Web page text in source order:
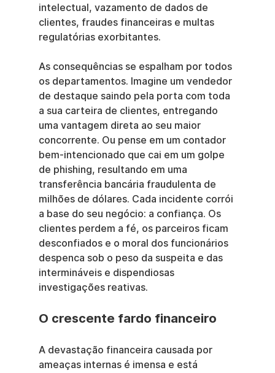
intelectual, vazamento de dados de
clientes, fraudes financeiras e multas
regulatórias exorbitantes.
As consequências se espalham por todos
os departamentos. Imagine um vendedor
de destaque saindo pela porta com toda
a sua carteira de clientes, entregando
uma vantagem direta ao seu maior
concorrente. Ou pense em um contador
bem-intencionado que cai em um golpe
de phishing, resultando em uma
transferência bancária fraudulenta de
milhões de dólares. Cada incidente corrói
a base do seu negócio: a confiança. Os
clientes perdem a fé, os parceiros ficam
desconfiados e o moral dos funcionários
despenca sob o peso da suspeita e das
intermináveis e dispendiosas
investigações reativas.
O crescente fardo financeiro
A devastação financeira causada por
ameaças internas é imensa e está